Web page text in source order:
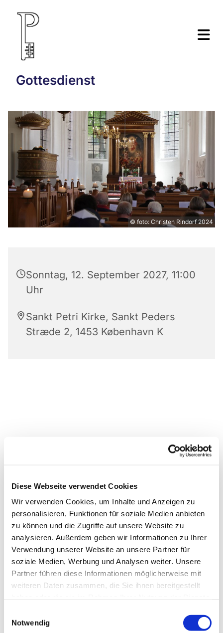
Diese Webseite verwendet Cookies
Wir verwenden Cookies, um Inhalte und Anzeigen zu
personalisieren, Funktionen für soziale Medien anbieten
zu können und die Zugriffe auf unsere Website zu
analysieren. Außerdem geben wir Informationen zu Ihrer
Verwendung unserer Website an unsere Partner für
soziale Medien, Werbung und Analysen weiter. Unsere
Partner führen diese Informationen möglicherweise mit
weiteren Daten zusammen, die Sie ihnen bereitgestellt
Notwendig
Gottesdienst
© foto: Christen Rindorf 2024
Sonntag, 12. September 2027, 11:00
Uhr
Sankt Petri Kirke, Sankt Peders
Stræde 2, 1453 København K
Dies könnte Sie auch
interessieren